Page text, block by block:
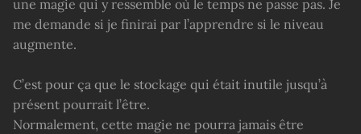
une magie qui y ressemble où le temps ne passe pas. Je
me demande si je finirai par l’apprendre si le niveau
augmente.
C’est pour ça que le stockage qui était inutile jusqu’à
présent pourrait l’être.
Normalement, cette magie ne pourra jamais être